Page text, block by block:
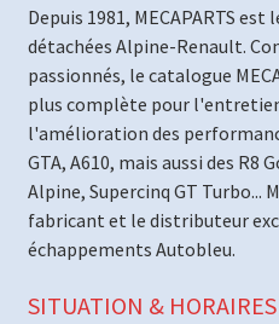
Depuis 1981, MECAPARTS
détachées Alpine-Renault.
passionnés, le catalogue
plus complète pour
l'amélioration des
GTA, A610, mais aussi des R8
Alpine, Supercinq GT Turbo...
fabricant et le distributeur
échappements Autobleu.
SITUATION & HORAIRES